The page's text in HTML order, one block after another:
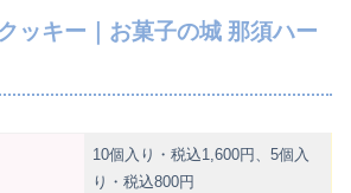
ッキー｜お菓子の城 那須ハー
10個入り・税込1,600円、5個入
り・税込800円